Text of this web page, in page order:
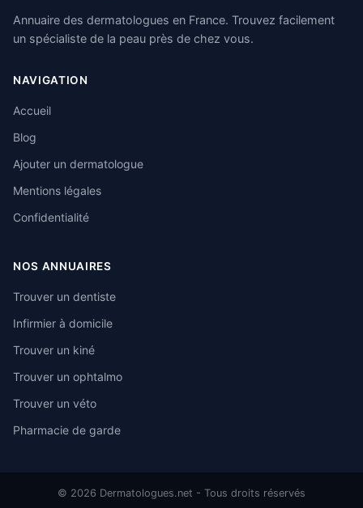
Annuaire des dermatologues en France. Trouvez facilement
un spécialiste de la peau près de chez vous.
NAVIGATION
Accueil
Blog
Ajouter un dermatologue
Mentions légales
Confidentialité
NOS ANNUAIRES
Trouver un dentiste
Infirmier à domicile
Trouver un kiné
Trouver un ophtalmo
Trouver un véto
Pharmacie de garde
© 2026 Dermatologues.net - Tous droits réservés